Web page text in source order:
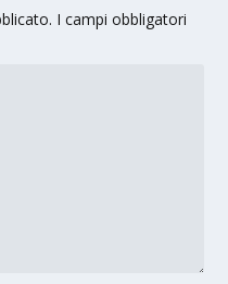
I campi obbligatori